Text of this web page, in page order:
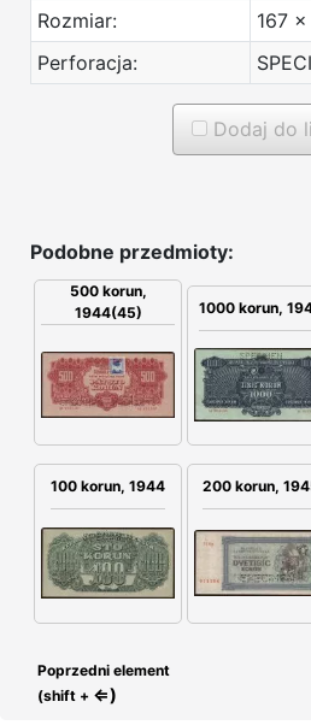
Rozmiar:
167
Perforacja:
Dodaj do
Podobne przedmioty:
500 korun,
1944(45)
1000 korun,
100 korun, 1944 200 korun,
Poprzedni element
(shift + ⇐)